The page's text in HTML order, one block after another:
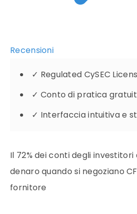
Recensioni
✓ Regulated CySEC
✓ Conto di pratica
✓ Interfaccia intuitiva e
Il 72% dei conti degli
denaro quando si negoziano
fornitore